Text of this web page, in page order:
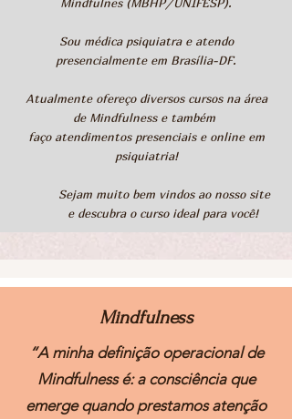
Sou médica psiquiatra e atendo
presencialmente em Brasília-DF.
Atualmente ofereço diversos cursos na área
de Mindfulness e também
faço atendimentos presenciais e online em
psiquiatria!
Sejam muito bem vindos ao nosso site
e descubra o curso ideal para você!
Mindfulness
“A minha definição operacional de
Mindfulness é: a consciência que
emerge quando prestamos atenção